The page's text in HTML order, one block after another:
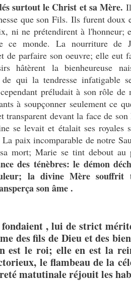
surtout le Christ et sa Mère.
que son Fils. Ils furent doux
ni ne prétendirent à l'honneur;
monde. La nourriture de
de parfaire son oeuvre; elle eut
hâtèrent la bienheureuse
qui la tendresse infatigable
préludait à son rôle de
à soupçonner seulement ce
devant la face de son
se levait et étalait ses royales
paix incomparable de notre
mort; Marie se tint debout au
des ténèbres: le démon
la divine Mère souffrit
son âme .
, lui de strict
des fils de Dieu et des
est le roi; elle en est la
le flambeau de la
matutinale réjouit les